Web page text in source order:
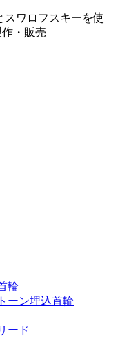
スワロフスキーを使
・販売
輪
ーン埋込首輪
ード